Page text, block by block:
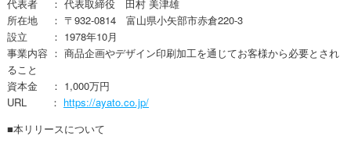
代表者 ： 代表取締役 田村 美津雄
所在地 ： 〒932-0814 富山県小矢部市赤倉220-3
設立 ： 1978年10月
事業内容 ： 商品企画やデザイン印刷加工を通じてお客様から必要とされ
ること
資本金 ： 1,000万円
URL ： https://ayato.co.jp/
■本リリースについて